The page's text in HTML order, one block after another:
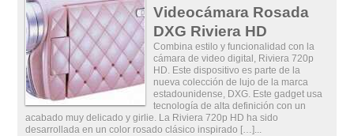
Videocámara Rosada
DXG Riviera HD
Combina estilo y funcionalidad con la
cámara de video digital, Riviera 720p
HD. Este dispositivo es parte de la
nueva colección de lujo de la marca
estadounidense, DXG. Este gadget usa
tecnología de alta definición con un
acabado muy delicado y girlie. La Riviera 720p HD ha sido
desarrollada en un color rosado clásico inspirado […]...